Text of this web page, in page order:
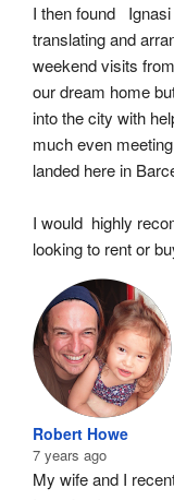
I then found
translating and
weekend visits
our dream home
into the city with
much even
landed here in
I would  highly
looking to rent or
Robert Howe
7 years ago
My wife and I